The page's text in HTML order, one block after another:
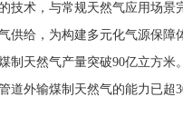
术，与常规天然气应用场
给，为构建多元化气源保障
制天然气产量突破90亿立方
外输煤制天然气的能力已超